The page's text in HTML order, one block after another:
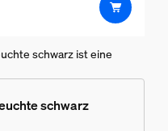
schwarz ist eine
schwarz